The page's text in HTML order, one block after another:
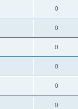
0
0
0
0
0
0